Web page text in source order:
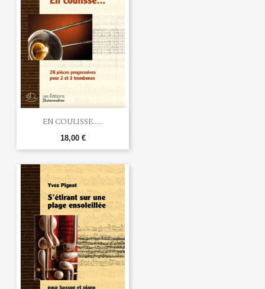
EN COULISSE......
18,00 €